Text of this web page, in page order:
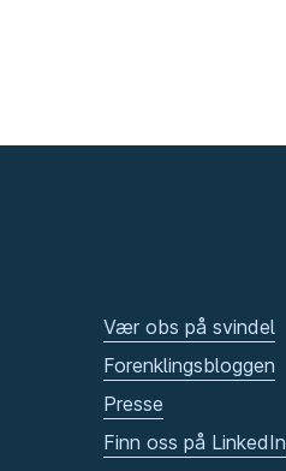
Vær obs på svindel
Forenklingsbloggen
Presse
Finn oss på LinkedIn